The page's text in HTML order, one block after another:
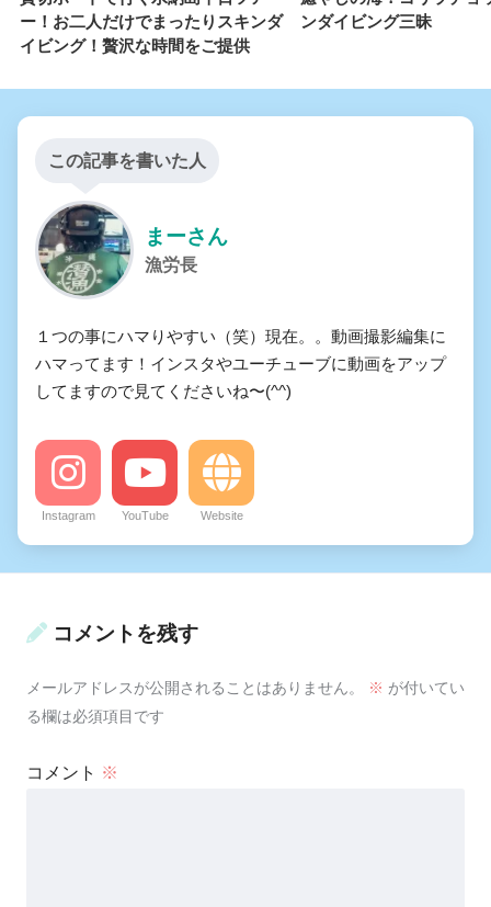
ー！お二人だけでまったりスキンダ
イビング！贅沢な時間をご提供
ンダイビング三昧
この記事を書いた人
まーさん
漁労長
１つの事にハマりやすい（笑）現在。。動画撮影編集に
ハマってます！インスタやユーチューブに動画をアップ
してますので見てくださいね〜(^^)
Instagram YouTube Website
コメントを残す
メールアドレスが公開されることはありません。 ※ が付いてい
る欄は必須項目です
コメント ※